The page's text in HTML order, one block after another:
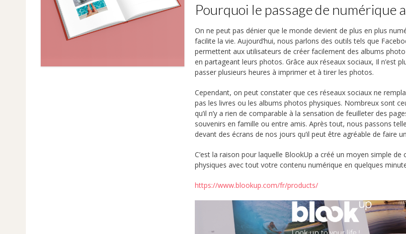
Pourquoi le passage de numérique
On ne peut pas dénier que le monde devient de plus en plus
facilite la vie. Aujourd’hui, nous parlons des outils tels que
permettent aux utilisateurs de créer facilement des albums
en partageant leurs photos. Grâce aux réseaux sociaux, Il n’est
passer plusieurs heures à imprimer et à tirer les photos.
Cependant, on peut constater que ces réseaux sociaux ne
pas les livres ou les albums photos physiques. Nombreux sont
qu’il n’y a rien de comparable à la sensation de feuilleter des
souvenirs en famille ou entre amis. Après tout, nous passons
devant des écrans de nos jours qu’il peut être agréable de faire
C’est la raison pour laquelle BlookUp a créé un moyen simple de
physiques avec tout votre contenu numérique en quelques
https://www.blookup.com/fr/products/